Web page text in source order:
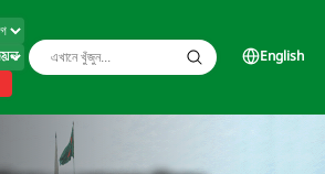
English